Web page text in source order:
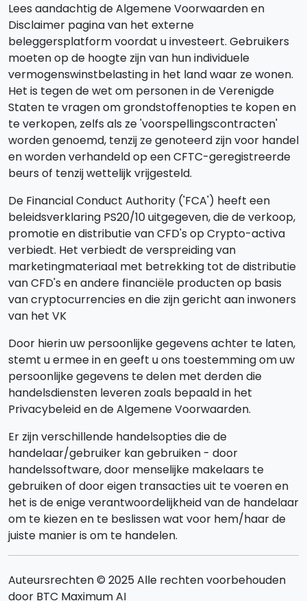
Lees aandachtig de Algemene Voorwaarden en
Disclaimer pagina van het externe
beleggersplatform voordat u investeert. Gebruikers
moeten op de hoogte zijn van hun individuele
vermogenswinstbelasting in het land waar ze wonen.
Het is tegen de wet om personen in de Verenigde
Staten te vragen om grondstoffenopties te kopen en
te verkopen, zelfs als ze 'voorspellingscontracten'
worden genoemd, tenzij ze genoteerd zijn voor handel
en worden verhandeld op een CFTC-geregistreerde
beurs of tenzij wettelijk vrijgesteld.
De Financial Conduct Authority ('FCA') heeft een
beleidsverklaring PS20/10 uitgegeven, die de verkoop,
promotie en distributie van CFD's op Crypto-activa
verbiedt. Het verbiedt de verspreiding van
marketingmateriaal met betrekking tot de distributie
van CFD's en andere financiële producten op basis
van cryptocurrencies en die zijn gericht aan inwoners
van het VK
Door hierin uw persoonlijke gegevens achter te laten,
stemt u ermee in en geeft u ons toestemming om uw
persoonlijke gegevens te delen met derden die
handelsdiensten leveren zoals bepaald in het
Privacybeleid en de Algemene Voorwaarden.
Er zijn verschillende handelsopties die de
handelaar/gebruiker kan gebruiken - door
handelssoftware, door menselijke makelaars te
gebruiken of door eigen transacties uit te voeren en
het is de enige verantwoordelijkheid van de handelaar
om te kiezen en te beslissen wat voor hem/haar de
juiste manier is om te handelen.
Auteursrechten © 2025 Alle rechten voorbehouden
door BTC Maximum AI